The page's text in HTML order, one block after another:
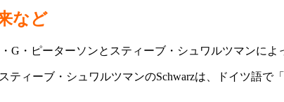
など
・ピーターソンとスティーブ・シュワルツマンによ
ィーブ・シュワルツマンのSchwarzは、ドイツ語